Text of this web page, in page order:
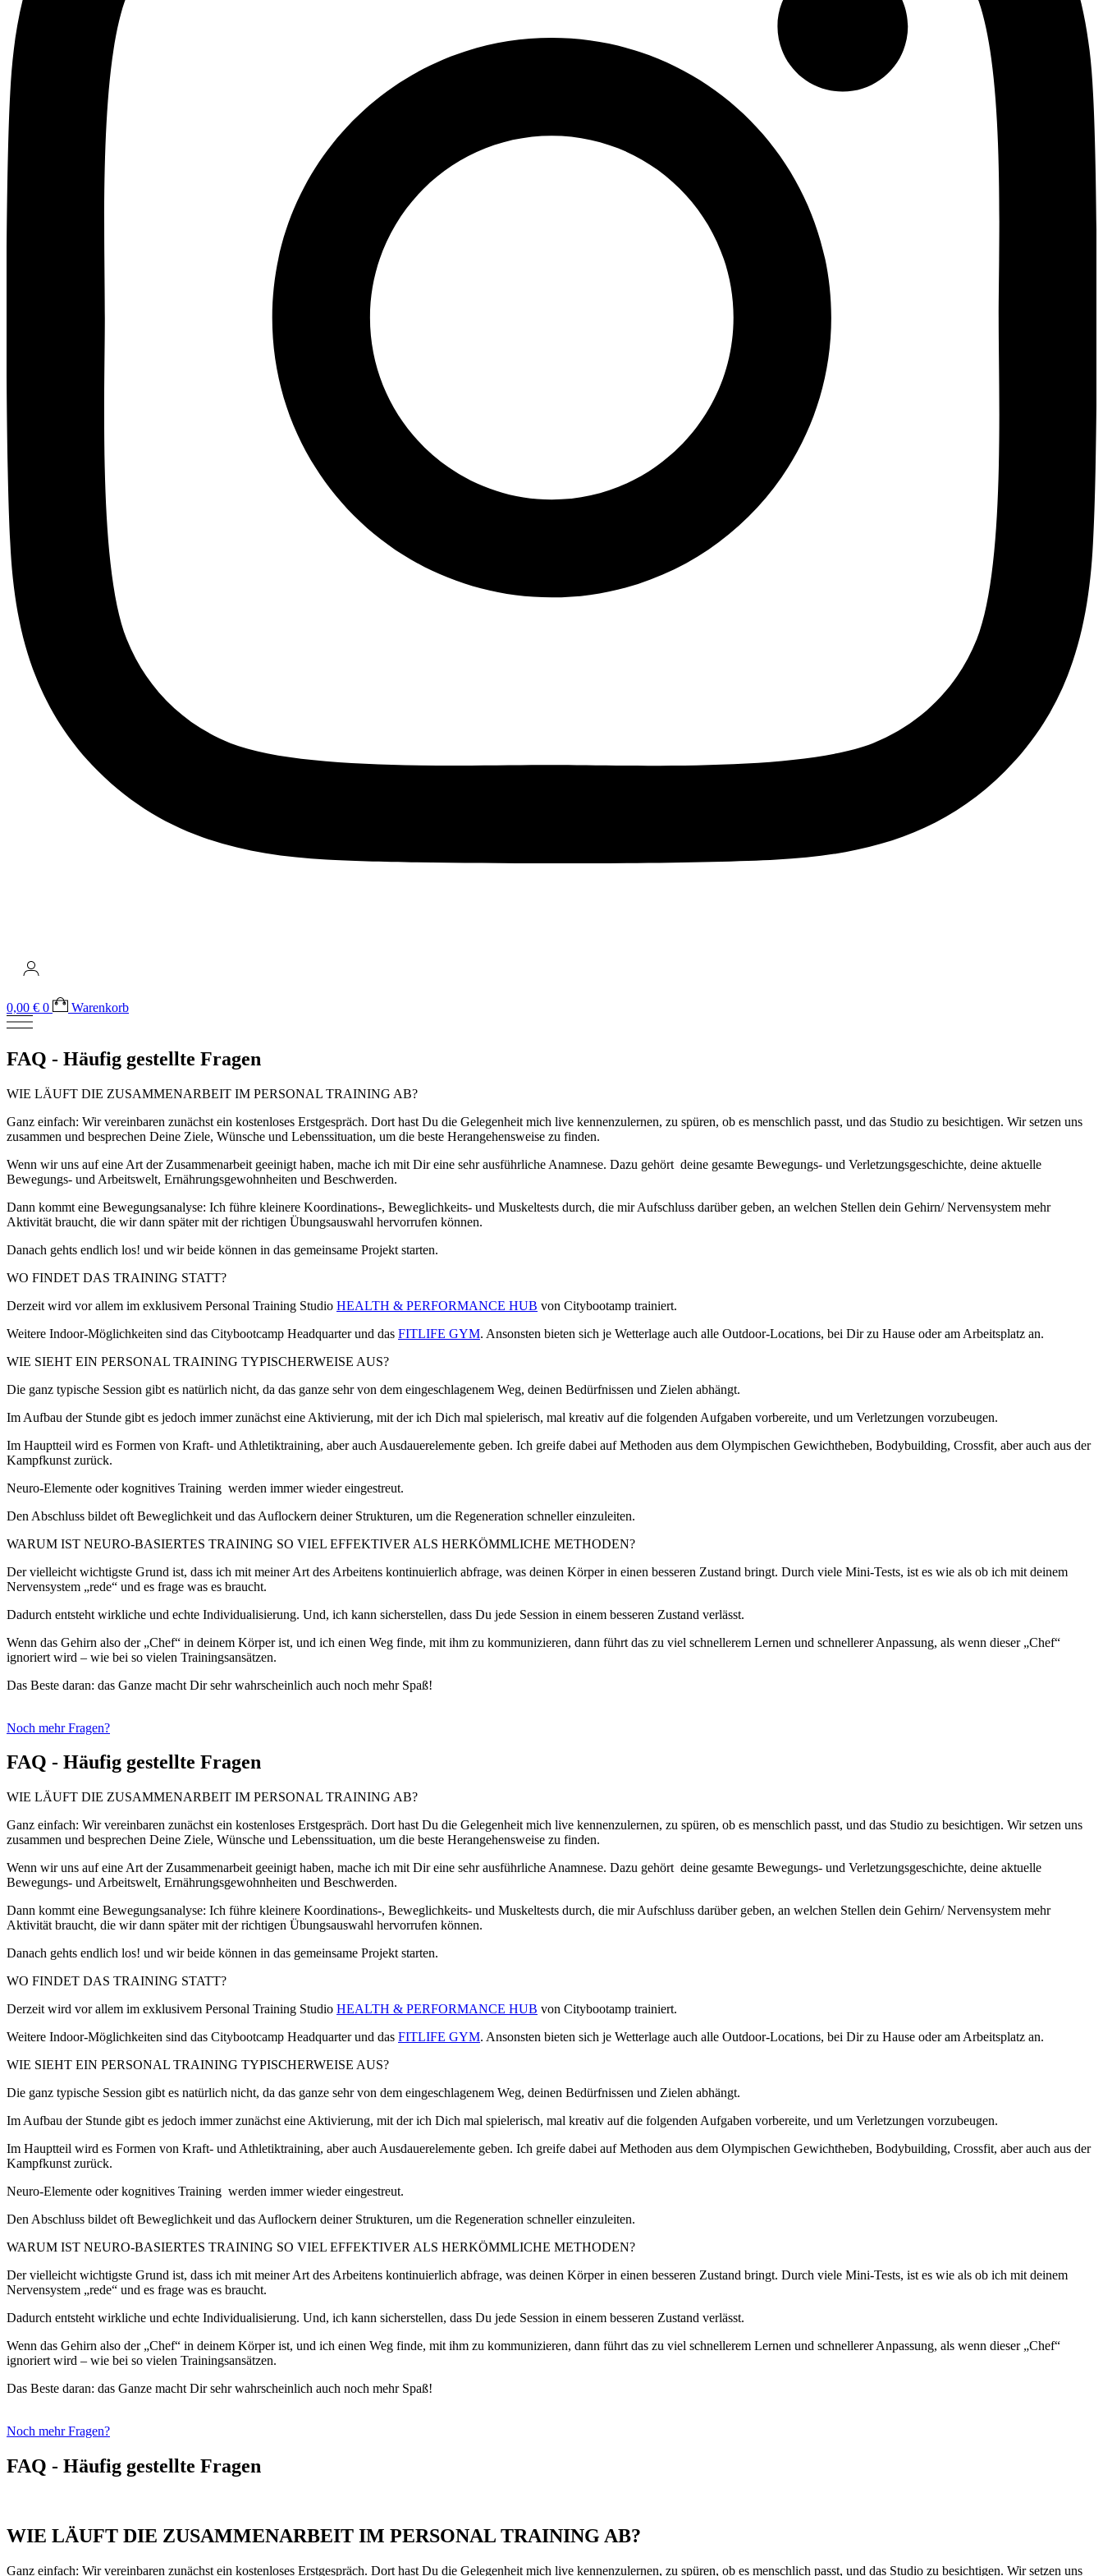
0,00 € 0 Warenkorb
FAQ - Häufig gestellte Fragen
WIE LÄUFT DIE ZUSAMMENARBEIT IM PERSONAL TRAINING AB?
Ganz einfach: Wir vereinbaren zunächst ein kostenloses Erstgespräch. Dort hast Du die Gelegenheit mich live kennenzulernen, zu spüren, ob es menschlich passt, und das Studio zu besichtigen. Wir setzen uns
zusammen und besprechen Deine Ziele, Wünsche und Lebenssituation, um die beste Herangehensweise zu finden.
Wenn wir uns auf eine Art der Zusammenarbeit geeinigt haben, mache ich mit Dir eine sehr ausführliche Anamnese. Dazu gehört deine gesamte Bewegungs- und Verletzungsgeschichte, deine aktuelle
Bewegungs- und Arbeitswelt, Ernährungsgewohnheiten und Beschwerden.
Dann kommt eine Bewegungsanalyse: Ich führe kleinere Koordinations-, Beweglichkeits- und Muskeltests durch, die mir Aufschluss darüber geben, an welchen Stellen dein Gehirn/ Nervensystem mehr
Aktivität braucht, die wir dann später mit der richtigen Übungsauswahl hervorrufen können.
Danach gehts endlich los! und wir beide können in das gemeinsame Projekt starten.
WO FINDET DAS TRAINING STATT?
Derzeit wird vor allem im exklusivem Personal Training Studio HEALTH & PERFORMANCE HUB von Citybootamp trainiert.
Weitere Indoor-Möglichkeiten sind das Citybootcamp Headquarter und das FITLIFE GYM. Ansonsten bieten sich je Wetterlage auch alle Outdoor-Locations, bei Dir zu Hause oder am Arbeitsplatz an.
WIE SIEHT EIN PERSONAL TRAINING TYPISCHERWEISE AUS?
Die ganz typische Session gibt es natürlich nicht, da das ganze sehr von dem eingeschlagenem Weg, deinen Bedürfnissen und Zielen abhängt.
Im Aufbau der Stunde gibt es jedoch immer zunächst eine Aktivierung, mit der ich Dich mal spielerisch, mal kreativ auf die folgenden Aufgaben vorbereite, und um Verletzungen vorzubeugen.
Im Hauptteil wird es Formen von Kraft- und Athletiktraining, aber auch Ausdauerelemente geben. Ich greife dabei auf Methoden aus dem Olympischen Gewichtheben, Bodybuilding, Crossfit, aber auch aus der
Kampfkunst zurück.
Neuro-Elemente oder kognitives Training werden immer wieder eingestreut.
Den Abschluss bildet oft Beweglichkeit und das Auflockern deiner Strukturen, um die Regeneration schneller einzuleiten.
WARUM IST NEURO-BASIERTES TRAINING SO VIEL EFFEKTIVER ALS HERKÖMMLICHE METHODEN?
Der vielleicht wichtigste Grund ist, dass ich mit meiner Art des Arbeitens kontinuierlich abfrage, was deinen Körper in einen besseren Zustand bringt. Durch viele Mini-Tests, ist es wie als ob ich mit deinem
Nervensystem „rede“ und es frage was es braucht.
Dadurch entsteht wirkliche und echte Individualisierung. Und, ich kann sicherstellen, dass Du jede Session in einem besseren Zustand verlässt.
Wenn das Gehirn also der „Chef“ in deinem Körper ist, und ich einen Weg finde, mit ihm zu kommunizieren, dann führt das zu viel schnellerem Lernen und schnellerer Anpassung, als wenn dieser „Chef“
ignoriert wird – wie bei so vielen Trainingsansätzen.
Das Beste daran: das Ganze macht Dir sehr wahrscheinlich auch noch mehr Spaß!
Noch mehr Fragen?
FAQ - Häufig gestellte Fragen
WIE LÄUFT DIE ZUSAMMENARBEIT IM PERSONAL TRAINING AB?
Ganz einfach: Wir vereinbaren zunächst ein kostenloses Erstgespräch. Dort hast Du die Gelegenheit mich live kennenzulernen, zu spüren, ob es menschlich passt, und das Studio zu besichtigen. Wir setzen uns
zusammen und besprechen Deine Ziele, Wünsche und Lebenssituation, um die beste Herangehensweise zu finden.
Wenn wir uns auf eine Art der Zusammenarbeit geeinigt haben, mache ich mit Dir eine sehr ausführliche Anamnese. Dazu gehört deine gesamte Bewegungs- und Verletzungsgeschichte, deine aktuelle
Bewegungs- und Arbeitswelt, Ernährungsgewohnheiten und Beschwerden.
Dann kommt eine Bewegungsanalyse: Ich führe kleinere Koordinations-, Beweglichkeits- und Muskeltests durch, die mir Aufschluss darüber geben, an welchen Stellen dein Gehirn/ Nervensystem mehr
Aktivität braucht, die wir dann später mit der richtigen Übungsauswahl hervorrufen können.
Danach gehts endlich los! und wir beide können in das gemeinsame Projekt starten.
WO FINDET DAS TRAINING STATT?
Derzeit wird vor allem im exklusivem Personal Training Studio HEALTH & PERFORMANCE HUB von Citybootamp trainiert.
Weitere Indoor-Möglichkeiten sind das Citybootcamp Headquarter und das FITLIFE GYM. Ansonsten bieten sich je Wetterlage auch alle Outdoor-Locations, bei Dir zu Hause oder am Arbeitsplatz an.
WIE SIEHT EIN PERSONAL TRAINING TYPISCHERWEISE AUS?
Die ganz typische Session gibt es natürlich nicht, da das ganze sehr von dem eingeschlagenem Weg, deinen Bedürfnissen und Zielen abhängt.
Im Aufbau der Stunde gibt es jedoch immer zunächst eine Aktivierung, mit der ich Dich mal spielerisch, mal kreativ auf die folgenden Aufgaben vorbereite, und um Verletzungen vorzubeugen.
Im Hauptteil wird es Formen von Kraft- und Athletiktraining, aber auch Ausdauerelemente geben. Ich greife dabei auf Methoden aus dem Olympischen Gewichtheben, Bodybuilding, Crossfit, aber auch aus der
Kampfkunst zurück.
Neuro-Elemente oder kognitives Training werden immer wieder eingestreut.
Den Abschluss bildet oft Beweglichkeit und das Auflockern deiner Strukturen, um die Regeneration schneller einzuleiten.
WARUM IST NEURO-BASIERTES TRAINING SO VIEL EFFEKTIVER ALS HERKÖMMLICHE METHODEN?
Der vielleicht wichtigste Grund ist, dass ich mit meiner Art des Arbeitens kontinuierlich abfrage, was deinen Körper in einen besseren Zustand bringt. Durch viele Mini-Tests, ist es wie als ob ich mit deinem
Nervensystem „rede“ und es frage was es braucht.
Dadurch entsteht wirkliche und echte Individualisierung. Und, ich kann sicherstellen, dass Du jede Session in einem besseren Zustand verlässt.
Wenn das Gehirn also der „Chef“ in deinem Körper ist, und ich einen Weg finde, mit ihm zu kommunizieren, dann führt das zu viel schnellerem Lernen und schnellerer Anpassung, als wenn dieser „Chef“
ignoriert wird – wie bei so vielen Trainingsansätzen.
Das Beste daran: das Ganze macht Dir sehr wahrscheinlich auch noch mehr Spaß!
Noch mehr Fragen?
FAQ - Häufig gestellte Fragen
WIE LÄUFT DIE ZUSAMMENARBEIT IM PERSONAL TRAINING AB?
Ganz einfach: Wir vereinbaren zunächst ein kostenloses Erstgespräch. Dort hast Du die Gelegenheit mich live kennenzulernen, zu spüren, ob es menschlich passt, und das Studio zu besichtigen. Wir setzen uns